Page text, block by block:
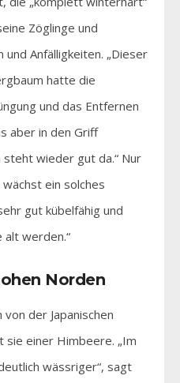
Zöglinge und
Anfälligkeiten. „Dieser
hatte die
und das Entfernen
aber in den Griff
wieder gut da.“ Nur
ein solches
gut kübelfähig und
alt werden.“
Norden
der Japanischen
sie einer Himbeere. „Im
wässriger“, sagt